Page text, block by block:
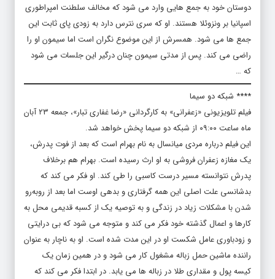
دوستان خود به جمع هایی وارد می شود که مخالف سلطنت امپراطوری
اسپانیا بر ونزوئلا هستند. او که سری نترس دارد به زودی پای ثابت این
جمع ها می شود. همسرش از این موضوع نگران است اما سیمون او را
راضی می کند. پس از مدتی سیمون چنان درگیر این جلسات می شود
که …
**** شبکه دو سیما
فیلم تلویزیونی «زعفرانی» به کارگردانی «رضا غفاری تبار»، جمعه ۲۳ آبان
ماه ساعت ۰۹:۰۰ از شبکه دو سیما پخش خواهد شد.
این فیلم درباره مردی میانسال به نام بهرام است که بعد از فوت پدرش،
یک مغازه زعفران فروشی به او ارث رسیده است. بهرام هم برخلاف
پدرش نتوانسته مسیر درست کاسبی را طی کند. او فکر می کند که
بدشانسی علت اصلی این همه گرفتاری و بدهی اوست اما بعد از روبه‌رو
شدن با مشکلات زیاد در زندگی و به توصیه یک از کسبه قدیمی محل به
کارها و اعمال گذشته خود فکر می کند و متوجه می شود که بی درایتی
و زودباوری عامل شکست او در این مدت شده است. او به ناچار به عنوان
راننده ماشین حمل زباله مشغول کار می شود و در همین زمان یک
کیسه پول و مقداری طلا در زباله ها می یابد. در ابتدا فکر می کند که